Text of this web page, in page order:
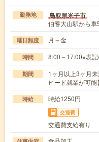
勤務地 鳥取県米子市
伯耆大山駅から車
曜日頻度 月～金
時間 8:00～17:00※表記
期間
1ヶ月以上3ヶ月
ピード就業が可能
時給 時給1250円
交通費
交通費支給有り